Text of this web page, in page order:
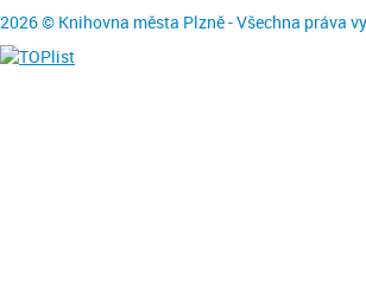
2026 © Knihovna města Plzně - Všechna práva